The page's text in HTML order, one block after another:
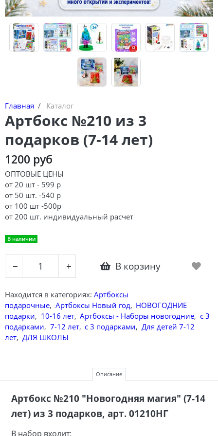
Главная Каталог
Артбокс №210 из 3
подарков (7-14 лет)
1200 руб
ОПТОВЫЕ ЦЕНЫ
от 20 шт - 599 р
от 50 шт. -540 р
от 100 шт -500р
от 200 шт. индивидуальный расчет
В наличии
− + В корзину
Находится в категориях: Артбоксы
подарочные, Артбоксы Новый год, НОВОГОДНИЕ
подарки, 10-16 лет, Артбоксы - Наборы новогодние, с 3
подарками, 7-12 лет, с 3 подарками, Для детей 7-12
лет, ДЛЯ ШКОЛЫ
Описание
Артбокс №210 "Новогодняя магия" (7-14
лет)из 3 подарков, арт. 01210НГ
В набор входит: